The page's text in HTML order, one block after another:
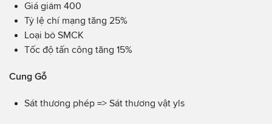
Giá giảm 400
Tỷ lệ chí mạng tăng 25%
Loại bỏ SMCK
Tốc độ tấn công tăng 15%
Cung Gỗ
Sát thương phép => Sát thương vật yls